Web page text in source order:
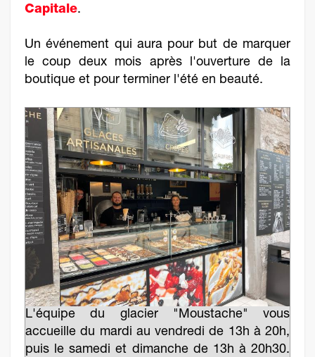
Capitale.
Un événement qui aura pour but de marquer
le coup deux mois après l'ouverture de la
boutique et pour terminer l'été en beauté.
L'équipe du glacier "Moustache" vous
accueille du mardi au vendredi de 13h à 20h,
puis le samedi et dimanche de 13h à 20h30.